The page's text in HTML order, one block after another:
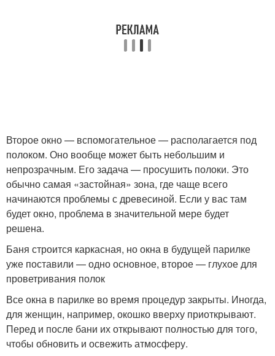
Второе окно — вспомогательное — располагается под
полоком. Оно вообще может быть небольшим и
непрозрачным. Его задача — просушить полоки. Это
обычно самая «застойная» зона, где чаще всего
начинаются проблемы с древесиной. Если у вас там
будет окно, проблема в значительной мере будет
решена.
Баня строится каркасная, но окна в будущей парилке
уже поставили — одно основное, второе — глухое для
проветривания полок
Все окна в парилке во время процедур закрыты. Иногда,
для женщин, например, окошко вверху приоткрывают.
Перед и после бани их открывают полностью для того,
чтобы обновить и освежить атмосферу.